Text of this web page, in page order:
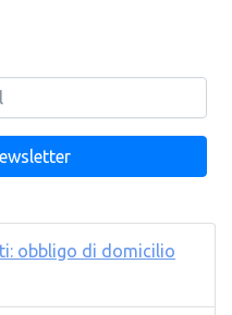
obbligo di domicilio